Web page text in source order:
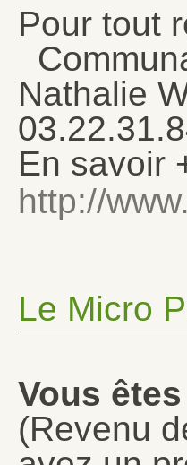
Pour tout
Nathalie
En savoir
http://
Le Micro
Vous
(Revenu